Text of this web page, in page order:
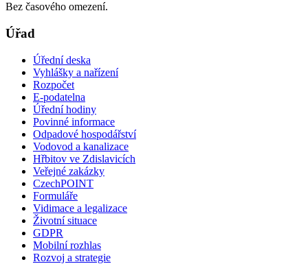
Bez časového omezení.
Úřad
Úřední deska
Vyhlášky a nařízení
Rozpočet
E-podatelna
Úřední hodiny
Povinné informace
Odpadové hospodářství
Vodovod a kanalizace
Hřbitov ve Zdislavicích
Veřejné zakázky
CzechPOINT
Formuláře
Vidimace a legalizace
Životní situace
GDPR
Mobilní rozhlas
Rozvoj a strategie